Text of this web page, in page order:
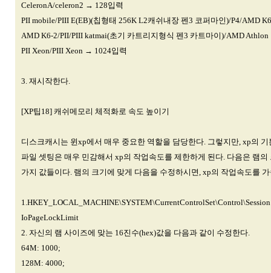
CeleronA/celeron2 → 128입력
PII mobile/PIII E(EB)(칩형태 256K L2캐쉬내장 펜3 코퍼마인)/P4/AMD
AMD K6-2/PII/PIII katmai(초기 카트리지형식 펜3 카트마이)/AMD
PII Xeon/PIII Xeon → 1024입력
3. 재시작한다.
[XP팁18] 캐쉬메모리 체적화로 속도 높이기
디스크캐시는 윈xp에서 매우 중요한 역할을 담당한다. 그렇지만, xp의
파일 셋팅은 매우 민감해서 xp의 작업속도를 제한하게 된다. 다음은 램의
가지 값들이다. 램의 크기에 맞게 다음을 수정하시면, xp의 작업속도를
IoPageLockLimit
2. 자신의 램 사이즈에 맞는 16진수(hex)값을 다음과 같이 수정한다.
64M: 1000;
128M: 4000;